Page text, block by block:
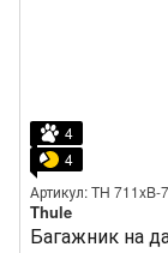
4
4
Артикул: TH 711xB-
Thule
Багажник на